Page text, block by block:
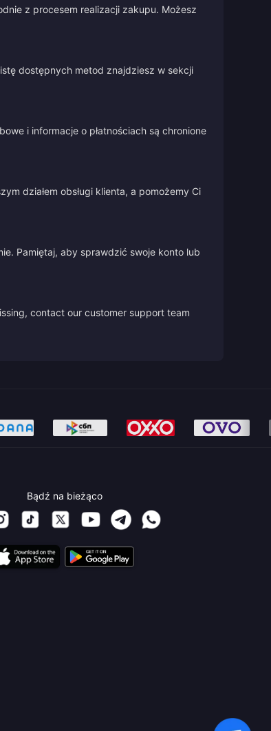
z procesem realizacji zakupu. Możesz
dostępnych metod znajdziesz w sekcji
i informacje o płatnościach są chronione
działem obsługi klienta, a pomożemy Ci
Pamiętaj, aby sprawdzić swoje konto lub
contact our customer support team
Bądź na bieżąco